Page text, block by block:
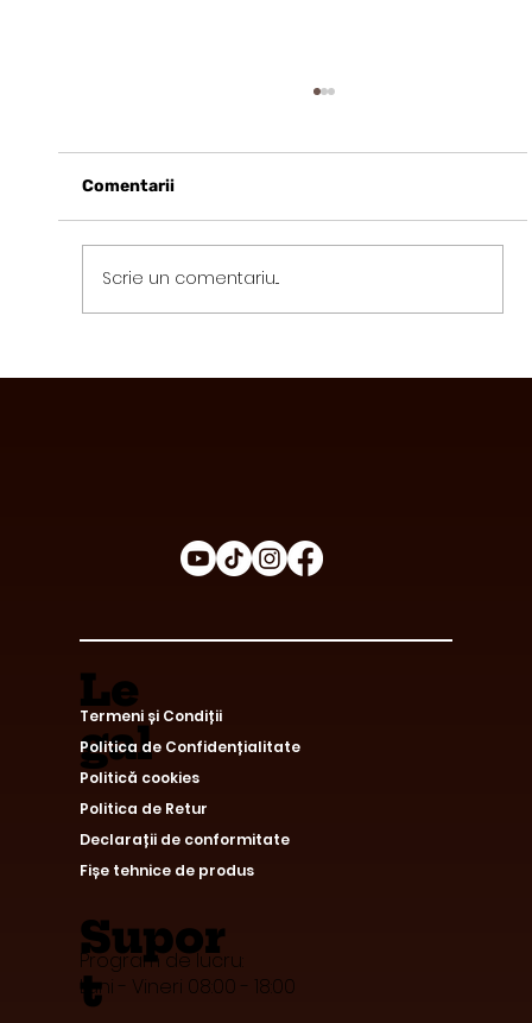
Comentarii
Scrie un comentariu...
Le
gal
Supor
t
Program de lucru:
Luni - Vineri 08:00 - 18:00
Termeni și Condiții
Politica de Confidențialitate
Politică cookies
Politica de Retur
Declarații de conformitate
Fișe tehnice de produs